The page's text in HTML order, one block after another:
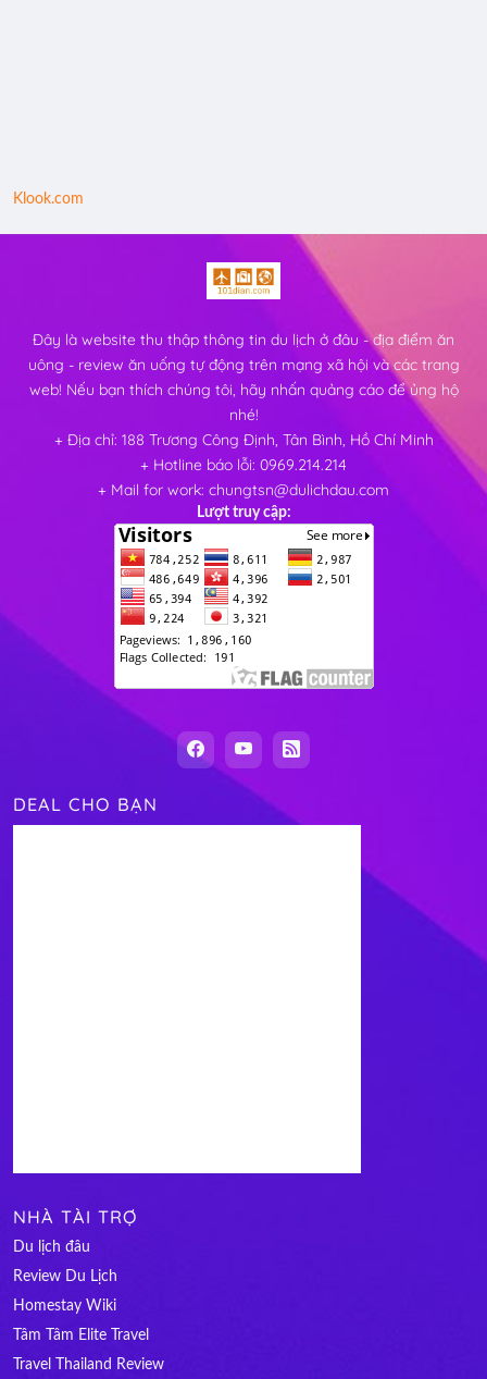
Klook.com
Đây là website thu thập thông tin du lịch ở đâu - địa điểm ăn
uông - review ăn uống tự động trên mạng xã hội và các trang
web! Nếu bạn thích chúng tôi, hãy nhấn quảng cáo để ủng hộ
nhé!
+ Địa chỉ: 188 Trương Công Định, Tân Bình, Hồ Chí Minh
+ Hotline báo lỗi: 0969.214.214
+ Mail for work: chungtsn@dulichdau.com
Lượt truy cập:
DEAL CHO BẠN
NHÀ TÀI TRỢ
Du lịch đâu
Review Du Lịch
Homestay Wiki
Tâm Tâm Elite Travel
Travel Thailand Review